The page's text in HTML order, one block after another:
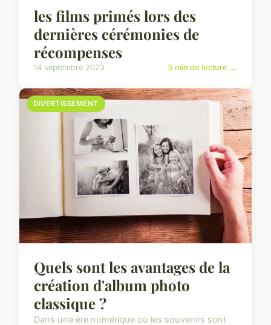
les films primés lors des
dernières cérémonies de
récompenses
14 septembre 2023 5 min de lecture →
DIVERTISSEMENT
Quels sont les avantages de la
création d'album photo
classique ?
Dans une ère numérique où les souvenirs sont